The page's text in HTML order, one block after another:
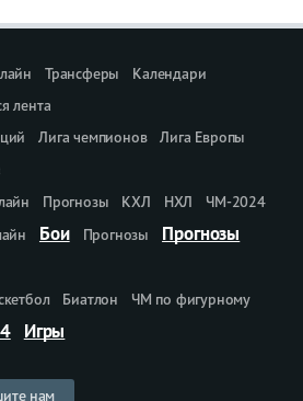
Трансферы
Календари
лента
Лига чемпионов
Лига Европы
Прогнозы КХЛ НХЛ ЧМ-2024
Бои Прогнозы
Прогнозы
Биатлон ЧМ по фигурному
Игры
нам